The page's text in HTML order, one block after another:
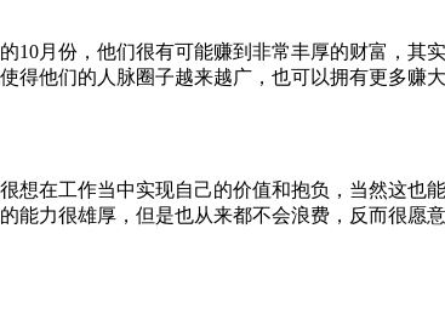
月份，他们很有可能赚到非常丰厚的财富，其
他们的人脉圈子越来越广，也可以拥有更多赚
在工作当中实现自己的价值和抱负，当然这也
力很雄厚，但是也从来都不会浪费，反而很愿